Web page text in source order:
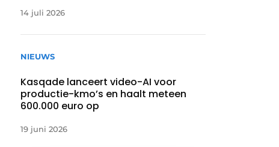
14 juli 2026
NIEUWS
Kasqade lanceert video-AI voor
productie-kmo’s en haalt meteen
600.000 euro op
19 juni 2026